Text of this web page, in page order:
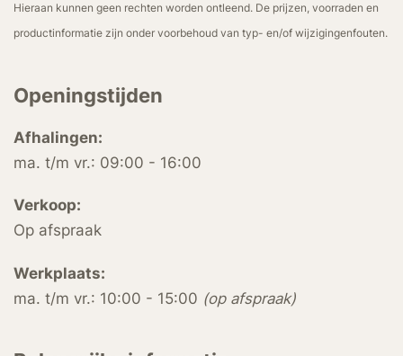
Hieraan kunnen geen rechten worden ontleend. De prijzen, voorraden en
productinformatie zijn onder voorbehoud van typ- en/of wijzigingenfouten.
Openingstijden
Afhalingen:
ma. t/m vr.: 09:00 - 16:00
Verkoop:
Op afspraak
Werkplaats:
ma. t/m vr.: 10:00 - 15:00 (op afspraak)